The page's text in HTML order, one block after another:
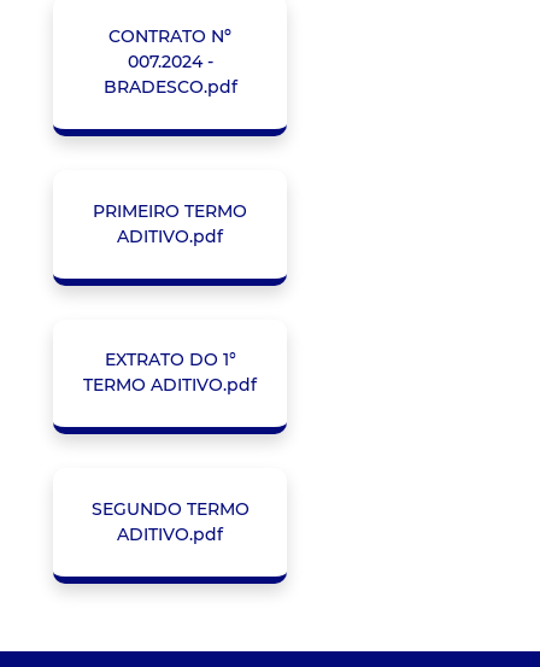
CONTRATO Nº
007.2024 -
BRADESCO.pdf
PRIMEIRO TERMO
ADITIVO.pdf
EXTRATO DO 1°
TERMO ADITIVO.pdf
SEGUNDO TERMO
ADITIVO.pdf